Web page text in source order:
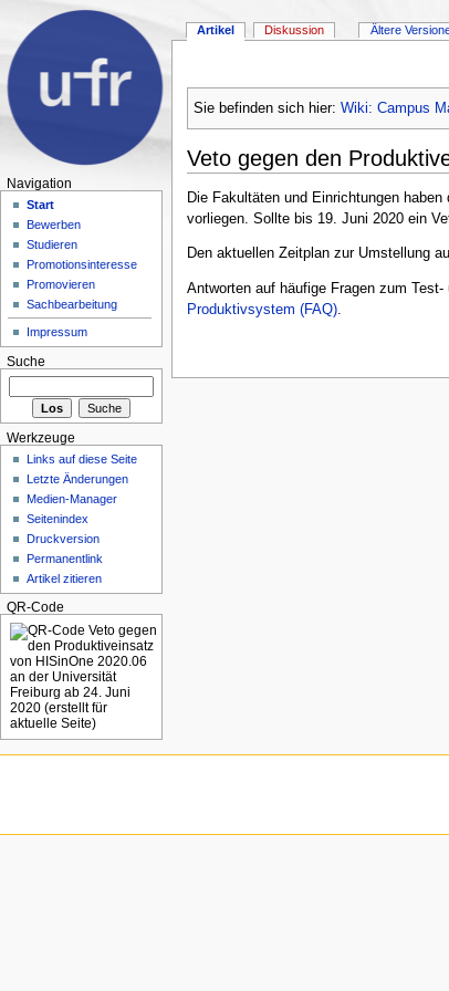
Sie befinden sich hier: Wiki: Campus
Veto gegen den
Die Fakultäten und Einrichtungen
vorliegen. Sollte bis 19. Juni 2020 ein
Den aktuellen Zeitplan zur Umstellung
Antworten auf häufige Fragen zum
Produktivsystem (FAQ).
Artikel Diskussion Ältere
Navigation
Start
Bewerben
Studieren
Promotionsinteresse
Promovieren
Sachbearbeitung
Impressum
Suche
Werkzeuge
Links auf diese Seite
Letzte Änderungen
Medien-Manager
Seitenindex
Druckversion
Permanentlink
Artikel zitieren
QR-Code